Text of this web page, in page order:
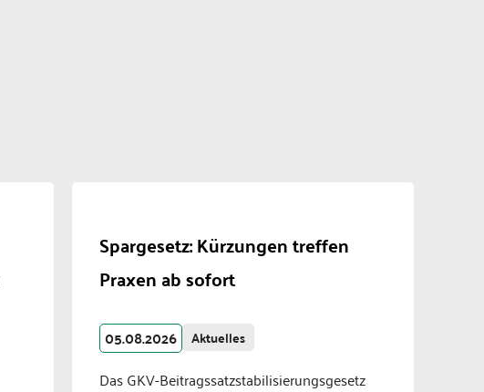
Spargesetz: Kürzungen treffen
Praxen ab sofort
05.08.2026 Aktuelles
Das GKV-Beitragssatzstabilisierungsgesetz